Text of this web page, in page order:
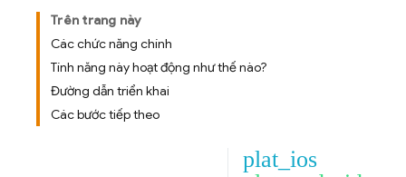
Trên trang này
Các chức năng chính
Tính năng này hoạt động như thế nào?
Đường dẫn triển khai
Các bước tiếp theo
plat_ios